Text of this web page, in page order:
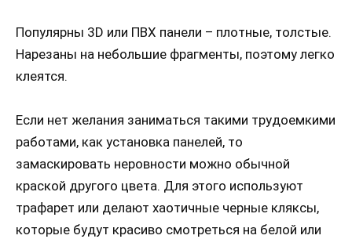
Популярны 3D или ПВХ панели – плотные, толстые.
Нарезаны на небольшие фрагменты, поэтому легко
клеятся.
Если нет желания заниматься такими трудоемкими
работами, как установка панелей, то
замаскировать неровности можно обычной
краской другого цвета. Для этого используют
трафарет или делают хаотичные черные кляксы,
которые будут красиво смотреться на белой или